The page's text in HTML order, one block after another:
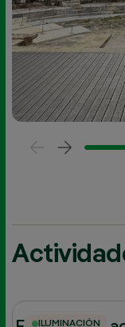
ILUMINACIÓN